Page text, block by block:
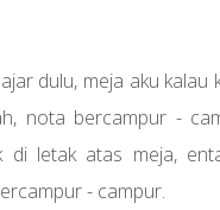
dulu, meja aku
nota bercampur -
di letak atas meja,
- campur.